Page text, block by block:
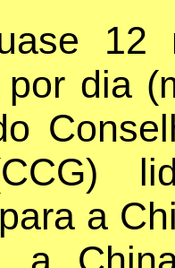
12
por dia
a